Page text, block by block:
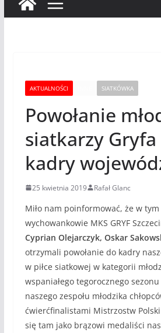
AKTUALNOŚCI SIATKÓWKA
Powołanie
siatkarzy
kadry
25 kwietnia 2019 Rafał Glanc
Miło nam poinformować, że w
wychowankowie MKS GRYF
Cyprian Olejarczyk, Oskar
otrzymali powołanie do kadry
w piłce siatkowej w kategorii
wspaniałego tegorocznego
naszego zespołu młodzika
ćwierćfinalistami Mistrzostw
się tam jako brązowi medaliści